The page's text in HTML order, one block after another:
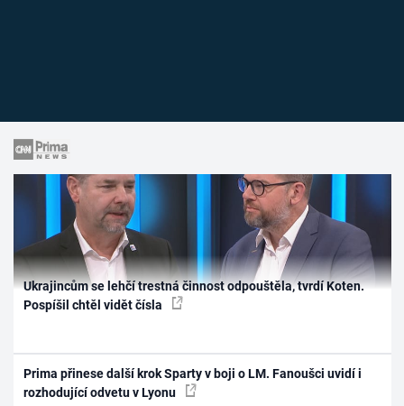
Ukrajincům se lehčí trestná činnost odpouštěla, tvrdí Koten.
Pospíšil chtěl vidět čísla
Prima přinese další krok Sparty v boji o LM. Fanoušci uvidí i
rozhodující odvetu v Lyonu